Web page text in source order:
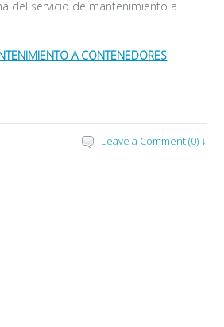
del servicio de mantenimiento a
A CONTENEDORES
Leave a Comment (0) ↓